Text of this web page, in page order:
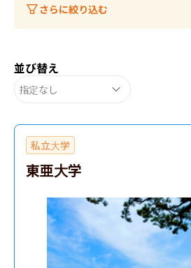
さらに絞り込む
並び替え
指定なし
私立大学
東亜大学